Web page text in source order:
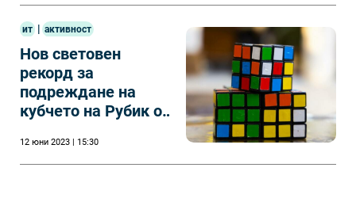
ит | активност
Нов световен
рекорд за
подреждане на
кубчето на Рубик от
12 юни 2023 | 15:30